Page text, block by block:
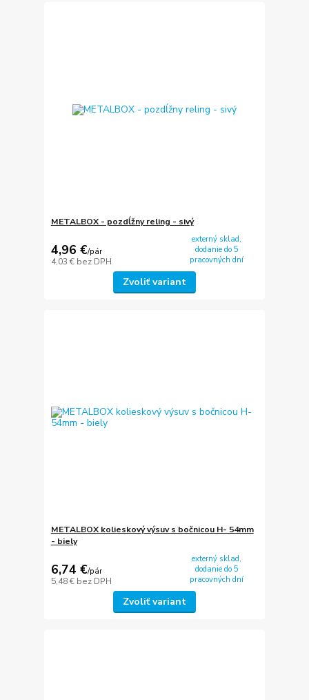
METALBOX - pozdĺžny reling - sivý
4,96 €/pár
4,03 € bez DPH
externý sklad,
dodanie do 5
pracovných dní
Zvoliť variant
METALBOX kolieskový výsuv s bočnicou H- 54mm
- biely
6,74 €/pár
5,48 € bez DPH
externý sklad,
dodanie do 5
pracovných dní
Zvoliť variant